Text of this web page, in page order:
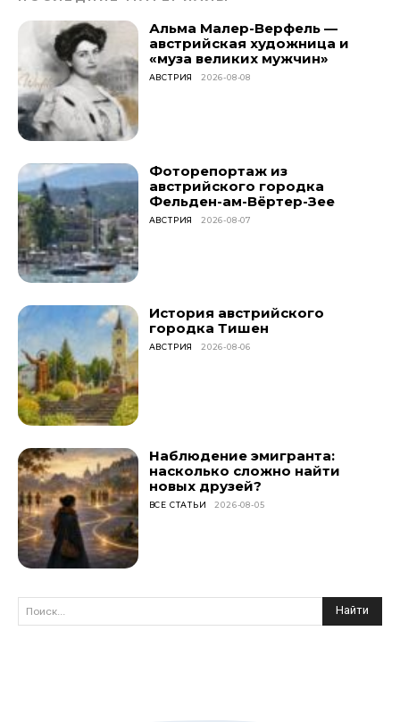
Альма Малер-Верфель —
австрийская художница и
«муза великих мужчин»
АВСТРИЯ 2026-08-08
Фоторепортаж из
австрийского городка
Фельден-ам-Вёртер-Зее
АВСТРИЯ 2026-08-07
История австрийского
городка Тишен
АВСТРИЯ 2026-08-06
Наблюдение эмигранта:
насколько сложно найти
новых друзей?
ВСЕ СТАТЬИ 2026-08-05
Поиск... Найти